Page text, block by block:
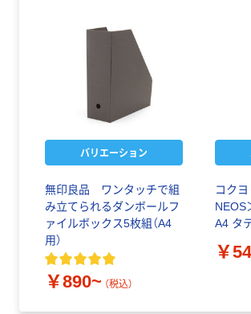
バリエーション
無印良品 ワンタッチで組
み立てられるダンボールフ
ァイルボックス5枚組（A4
用）
￥890~ （税込）
コク
NEOS
A4 タ
￥